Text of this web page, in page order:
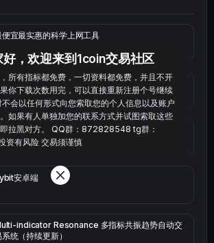
便宜最实惠的科学上网工具
计涨跌幅的python代码
的短线量化的免费版本
安卓端
indicator Resonance 多指标共振趋势自动交
统（持续更新）
好，欢迎来到1coin交易社区
所有指标都免费，一切资料都免费，并且不开
你下载次数用完，可以直接重新注册个号继续
会以任何形式向您索取您的个人信息以及账户
如果有人单独加您的联系方式并试图索取这些
拉黑对方。 QQ群：872828548 tg群：
有风险 交易须谨慎